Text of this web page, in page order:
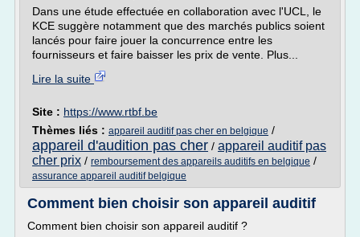
Dans une étude effectuée en collaboration avec l'UCL, le
KCE suggère notamment que des marchés publics soient
lancés pour faire jouer la concurrence entre les
fournisseurs et faire baisser les prix de vente. Plus...
Lire la suite
Site : https://www.rtbf.be
Thèmes liés : appareil auditif pas cher en belgique /
appareil d'audition pas cher / appareil auditif pas
cher prix / remboursement des appareils auditifs en belgique /
assurance appareil auditif belgique
Comment bien choisir son appareil auditif
Comment bien choisir son appareil auditif ?